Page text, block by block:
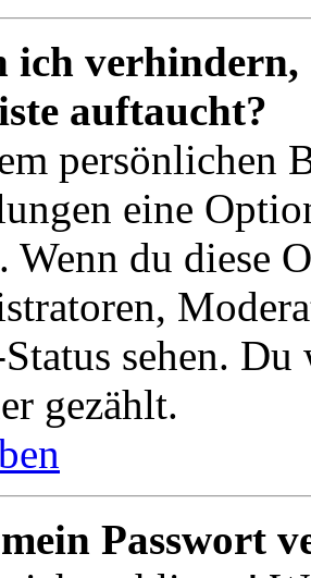
ich verhindern,
auftaucht?
persönlichen
eine
Wenn du diese
sehen.
gezählt.
Passwort